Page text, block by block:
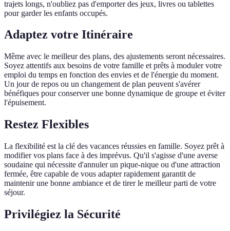
trajets longs, n'oubliez pas d'emporter des jeux, livres ou tablettes
pour garder les enfants occupés.
Adaptez votre Itinéraire
Même avec le meilleur des plans, des ajustements seront nécessaires.
Soyez attentifs aux besoins de votre famille et prêts à moduler votre
emploi du temps en fonction des envies et de l'énergie du moment.
Un jour de repos ou un changement de plan peuvent s'avérer
bénéfiques pour conserver une bonne dynamique de groupe et éviter
l'épuisement.
Restez Flexibles
La flexibilité est la clé des vacances réussies en famille. Soyez prêt à
modifier vos plans face à des imprévus. Qu'il s'agisse d'une averse
soudaine qui nécessite d'annuler un pique-nique ou d'une attraction
fermée, être capable de vous adapter rapidement garantit de
maintenir une bonne ambiance et de tirer le meilleur parti de votre
séjour.
Privilégiez la Sécurité